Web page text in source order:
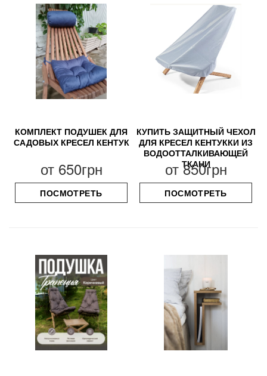
КОМПЛЕКТ ПОДУШЕК ДЛЯ
САДОВЫХ КРЕСЕЛ КЕНТУК
от 650грн
ПОСМОТРЕТЬ
КУПИТЬ ЗАЩИТНЫЙ ЧЕХОЛ
ДЛЯ КРЕСЕЛ КЕНТУККИ ИЗ
ВОДООТТАЛКИВАЮЩЕЙ
ТКАНИ
от850грн
ПОСМОТРЕТЬ